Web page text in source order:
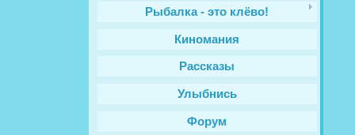
Рыбалка - это клёво!
Киномания
Рассказы
Улыбнись
Форум